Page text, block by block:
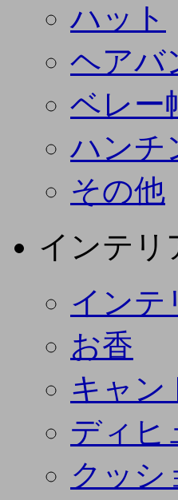
ハット
ヘアバ
ベレー
ハンチ
その他
インテリ
インテ
お香
キャン
ディヒ
クッシ